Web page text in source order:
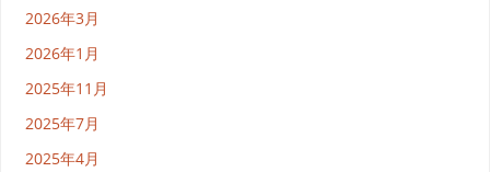
2026年3月
2026年1月
2025年11月
2025年7月
2025年4月